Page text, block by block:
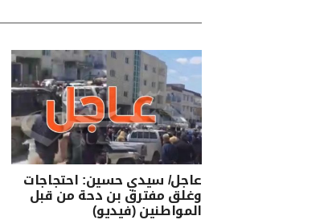
عاجل/ سيدي حسين: احتجاجات
وغلق مفترق بن دحة من قبل
المواطنين (فيديو)